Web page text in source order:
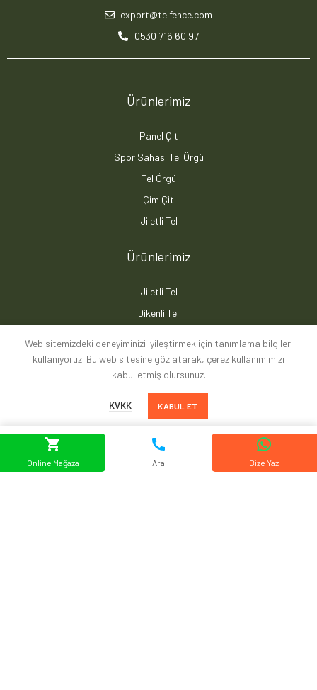
export@telfence.com
0530 716 60 97
Ürünlerimiz
Panel Çit
Spor Sahası Tel Örgü
Tel Örgü
Çim Çit
Jiletli Tel
Ürünlerimiz
Jiletli Tel
Dikenli Tel
Beton Direk
Ferforje
Destek
KVKK Aydınlatma Metni
Teslimat & Gönderim
Web sitemizdeki deneyiminizi iyileştirmek için tanımlama bilgileri
kullanıyoruz. Bu web sitesine göz atarak, çerez kullanımımızı
kabul etmiş olursunuz.
KVKK KABUL ET
Online Mağaza Ara Bize Yaz